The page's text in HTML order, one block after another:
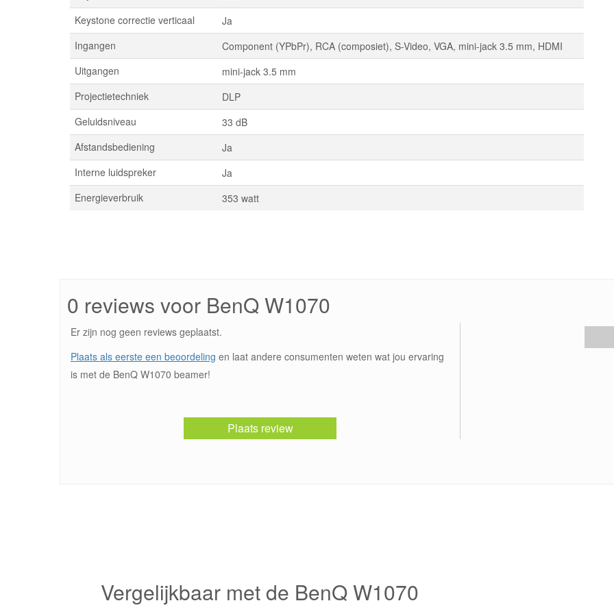
Keystone correctie verticaal
Ja
Ingangen
Component (YPbPr), RCA (composiet), S-Video, VGA, mini-jack 3.5 mm, HDMI
Uitgangen
mini-jack 3.5 mm
Projectietechniek
DLP
Geluidsniveau
33 dB
Afstandsbediening
Ja
Interne luidspreker
Ja
Energieverbruik
353 watt
0 reviews voor BenQ W1070
Er zijn nog geen reviews geplaatst.
Plaats als eerste een beoordeling en laat andere consumenten weten wat jou ervaring
is met de BenQ W1070 beamer!
Plaats review
Vergelijkbaar met de BenQ W1070